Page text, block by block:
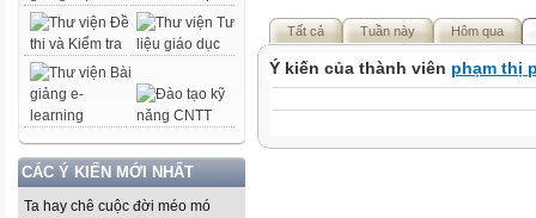
CÁC Ý KIẾN MỚI NHẤT
Ta hay chê cuộc đời méo mó
Tất cả Tuần này Hôm qua
Ý kiến của thành viên phạm thị